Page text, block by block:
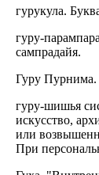
гурукула.
гуру-
сампрадайя.
Гуру Пурнима.
гуру-шишья
искусство,
или
При